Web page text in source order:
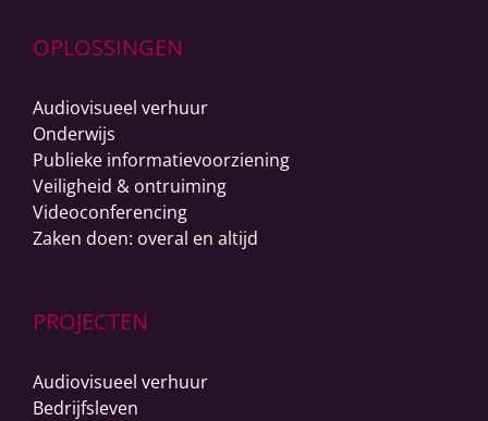
OPLOSSINGEN
Audiovisueel verhuur
Onderwijs
Publieke informatievoorziening
Veiligheid & ontruiming
Videoconferencing
Zaken doen: overal en altijd
PROJECTEN
Audiovisueel verhuur
Bedrijfsleven